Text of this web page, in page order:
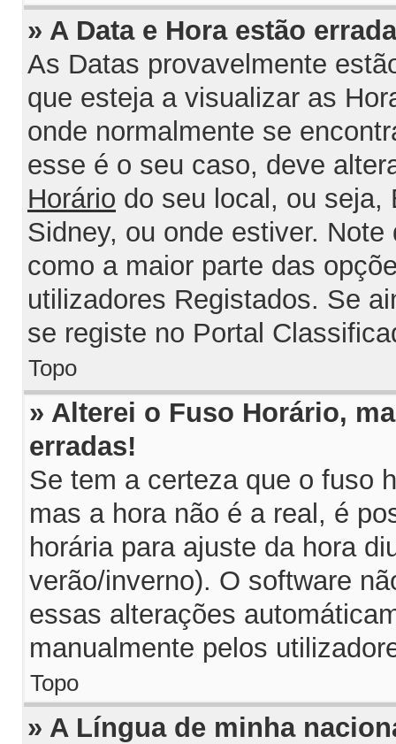
» A Data e Hora estão
As Datas provavelmente
que esteja a visualizar as
onde normalmente se
esse é o seu caso, deve
Horário do seu local, ou seja,
Sidney, ou onde estiver.
como a maior parte das
utilizadores Registados. Se
se registe no Portal
Topo
» Alterei o Fuso Horário,
erradas!
Se tem a certeza que o fuso
mas a hora não é a real, é
horária para ajuste da hora
verão/inverno). O software
essas alterações
manualmente pelos
Topo
» A Língua de minha